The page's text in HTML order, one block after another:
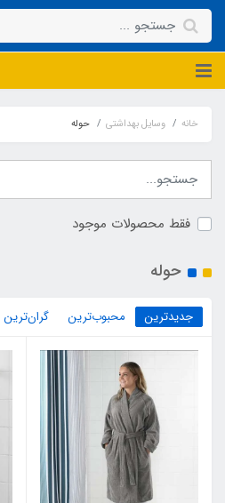
خانه وسایل بهداشتی حوله
فقط محصولات موجود
حوله
جدیدترین محبوب‌ترین گران‌ترین